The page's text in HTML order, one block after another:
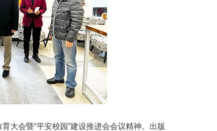
大会暨“平安校园”建设推进会会议精神。出版